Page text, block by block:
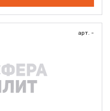
арт. -